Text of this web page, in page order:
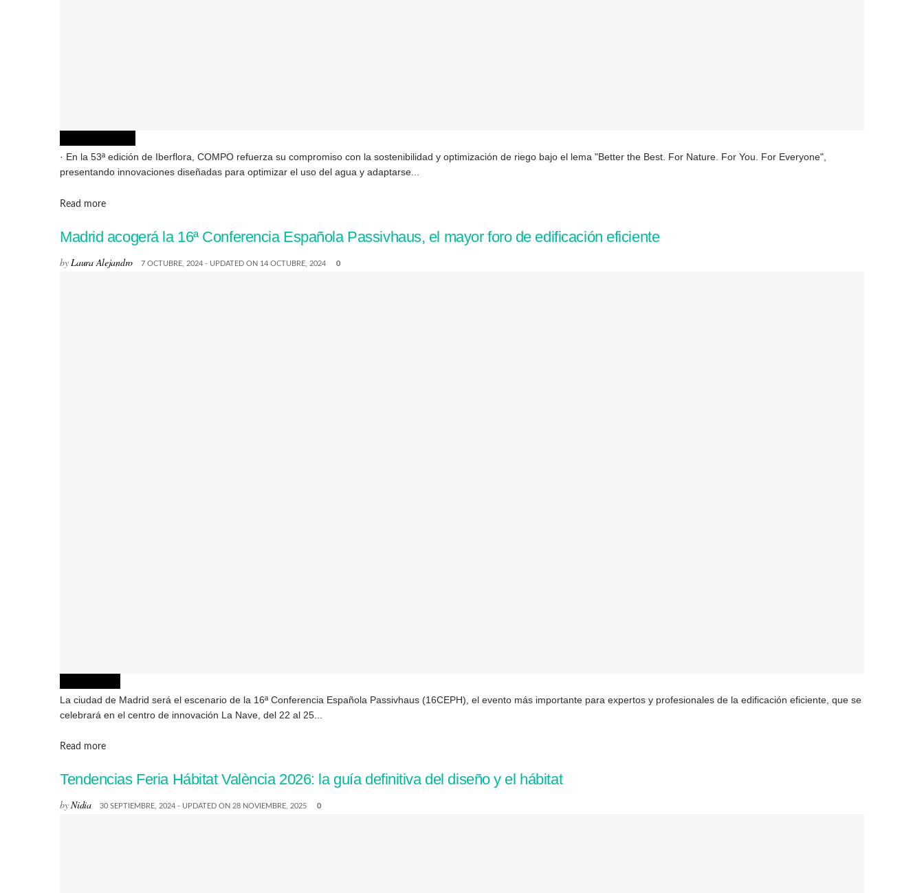
· En la 53ª edición de Iberflora, COMPO refuerza su compromiso con la sostenibilidad y optimización de riego bajo el lema "Better the Best. For Nature. For You. For Everyone",
presentando innovaciones diseñadas para optimizar el uso del agua y adaptarse...
Read moreDetails
Madrid acogerá la 16ª Conferencia Española Passivhaus, el mayor foro de edificación eficiente
by Laura Alejandro 7 OCTUBRE, 2024 - UPDATED ON 14 OCTUBRE, 2024 0
La ciudad de Madrid será el escenario de la 16ª Conferencia Española Passivhaus (16CEPH), el evento más importante para expertos y profesionales de la edificación eficiente, que se
celebrará en el centro de innovación La Nave, del 22 al 25...
Read moreDetails
Tendencias Feria Hábitat València 2026: la guía definitiva del diseño y el hábitat
byNidia 30 SEPTIEMBRE, 2024 - UPDATED ON 28 NOVIEMBRE, 2025 0